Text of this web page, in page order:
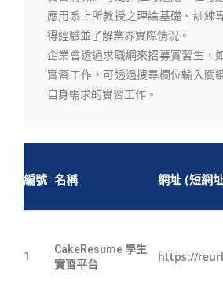
應用系上所教授之理論基礎、訓練
得經驗並了解業界實際情況。
企業會透過求職網來招募實習生，
實習工作，可透過搜尋欄位輸入關
自身需求的實習工作。
編號 名稱 網址 (短網
1
CakeResume 學生
實習平台
https://